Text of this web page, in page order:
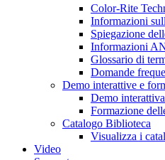
Color-Rite
Informazioni
Spiegazione
Informazioni
Glossario di
Domande
Demo interattive e
Demo
Formazione
Catalogo Biblioteca
Visualizza i
Video